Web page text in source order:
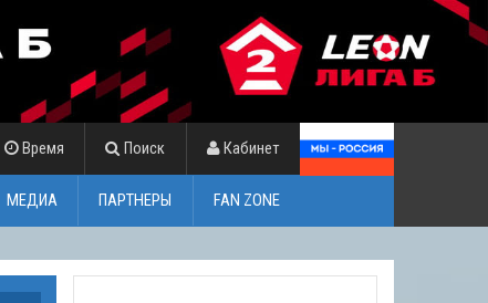
Время Поиск Кабинет
МЕДИА ПАРТНЕРЫ FAN ZONE